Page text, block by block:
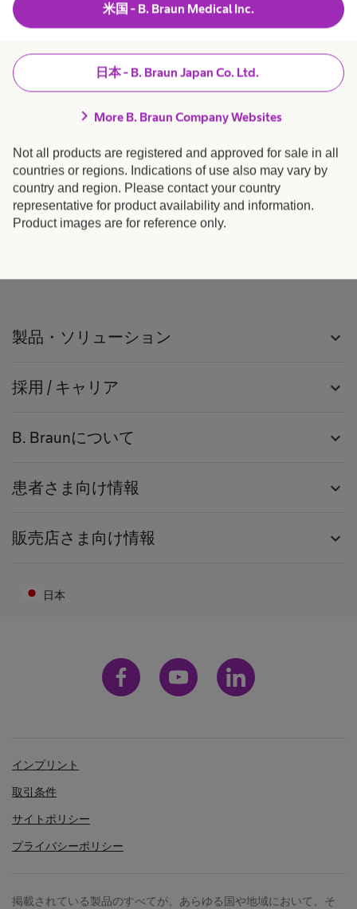
米国 - B. Braun Medical Inc.
日本 - B. Braun Japan Co. Ltd.
chevron_right More B. Braun Company Websites
Not all products are registered and approved for sale in all
countries or regions. Indications of use also may vary by
country and region. Please contact your country
representative for product availability and information.
Product images are for reference only.
めに 2
続きを見る
製品・ソリューション expand_more
採用 / キャリア expand_more
B. Braunについて expand_more
患者さま向け情報 expand_more
販売店さま向け情報 expand_more
日本
インプリント
取引条件
サイトポリシー
プライバシーポリシー
掲載されている製品のすべてが、あらゆる国や地域において、そ